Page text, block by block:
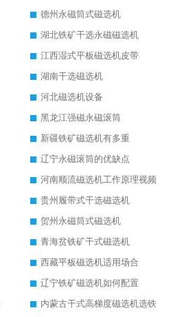
德州永磁筒式磁选机
湖北铁矿干选永磁磁选机
江西湿式平板磁选机皮带
湖南干选磁选机
河北磁选机设备
黑龙江强磁永磁滚筒
新疆铁矿磁选机有多重
辽宁永磁滚筒的优缺点
河南顺流磁选机工作原理视频
贵州履带式干选磁选机
贺州永磁筒式磁选机
青海贫铁矿干式磁选机
西藏平板磁选机适用场合
辽宁铁矿磁选机如何配置
内蒙古干式高梯度磁选机选铁